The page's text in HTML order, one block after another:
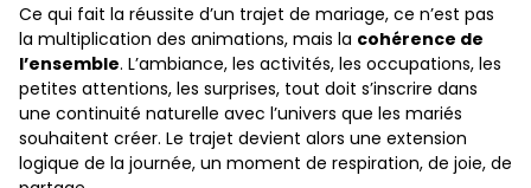
Ce qui fait la réussite d’un trajet de mariage, ce n’est pas
la multiplication des animations, mais la cohérence de
l’ensemble. L’ambiance, les activités, les occupations, les
petites attentions, les surprises, tout doit s’inscrire dans
une continuité naturelle avec l’univers que les mariés
souhaitent créer. Le trajet devient alors une extension
logique de la journée, un moment de respiration, de joie, de